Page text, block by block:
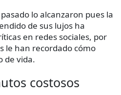
lo alcanzaron pues la
de sus lujos ha
en redes sociales, por
le han recordado cómo
de vida.
costosos